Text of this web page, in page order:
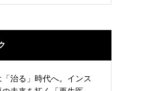
治る」時代へ。インス